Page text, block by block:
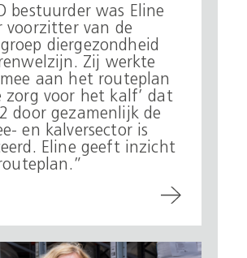
bestuurder was Eline
voorzitter van de
diergezondheid
Zij werkte
aan het routeplan
zorg voor het kalf’ dat
door gezamenlijk de
en kalversector is
Eline geeft inzicht